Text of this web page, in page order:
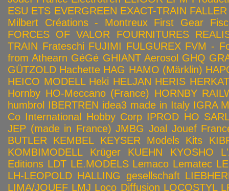
ESU ETS EVERGREEN EXACT-TRAIN FALLER
Milbert Créations - Montreux First Gear
FORCES OF VALOR
FOURNITURES
TRAIN Frateschi FUJIMI FULGUREX FVM -
from Athearn GéGé GHIANT Aerosol GHQ
GÜTZOLD Hachette HAG HAMO (Märklin)
HEICO MODELL Heki HELJAN HERIS HERKAT
Hornby HO-Meccano (France) HORNBY
humbrol IBERTREN idea3 made in Italy IGRA
Co International Hobby Corp IPROD HO
JEP (made in France) JMBG Joal Jouef
BUTLER
KEMBEL KEYSER Models Kits
KOMBIMODELL
Krüger KUEHN KYOSHO
Editions LDT LE.MODELS Lemaco Lematec
LH-LEOPOLD HALLING gesellschaft
LIMA/JOUEF LMJ Loco Diffusion LOCOSTYL